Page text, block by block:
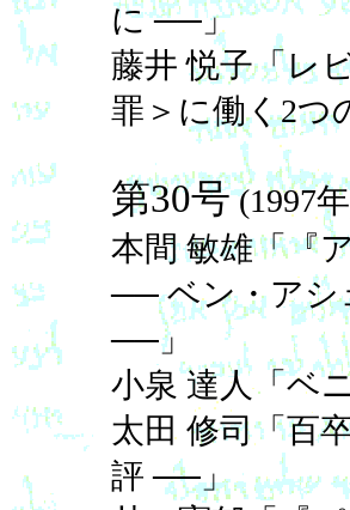
に ──」
藤井 悦子「レ
罪＞に働く2
第30号(1997
本間 敏雄「『
── ベン・アシ
──」
小泉 達人「ベ
太田 修司「百
評 ──」